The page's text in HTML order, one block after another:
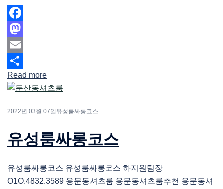
Facebook
Mastodon
Email
Share
Read more
2022년 03월 07일 유성룸싸롱코스
유성룸싸롱코스
유성룸싸롱코스 유성룸싸롱코스 하지원팀장
O1O.4832.3589 용문동셔츠룸 용문동셔츠룸추천 용문동셔